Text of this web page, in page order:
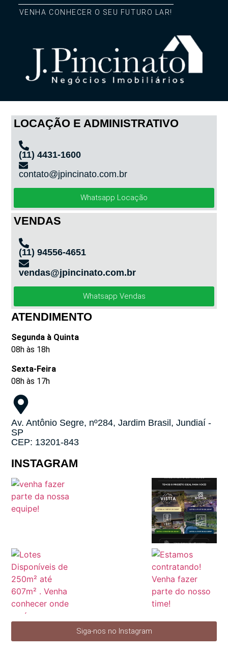
VENHA CONHECER O SEU FUTURO LAR!
LOCAÇÃO E ADMINISTRATIVO
(11) 4431-1600
contato@jpincinato.com.br
Whatsapp Locação
VENDAS
(11) 94556-4651
vendas@jpincinato.com.br
Whatsapp Vendas
ATENDIMENTO
Segunda à Quinta
08h às 18h
Sexta-Feira
08h às 17h
Av. Antônio Segre, nº284, Jardim Brasil, Jundiaí -
SP
CEP: 13201-843
INSTAGRAM
Siga-nos no Instagram